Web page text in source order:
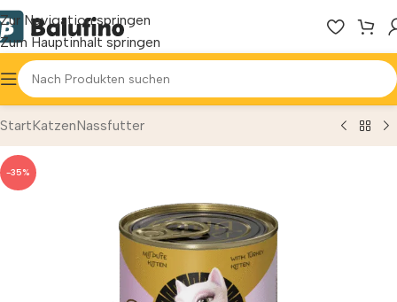
Zur Navigation springen
Zum Hauptinhalt springen
StartKatzenNassfutter
-35%